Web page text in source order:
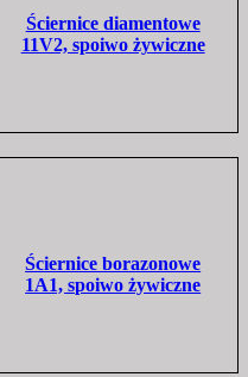
Ściernice diamentowe
11V2, spoiwo żywiczne
Ściernice borazonowe
1A1, spoiwo żywiczne